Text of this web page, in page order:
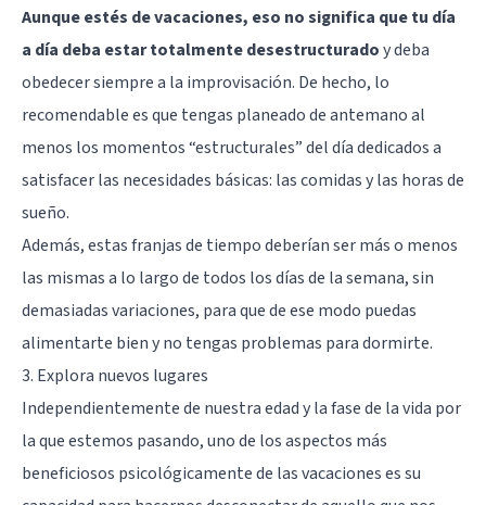
Aunque estés de vacaciones, eso no significa que tu día
a día deba estar totalmente desestructuradoy deba
obedecer siempre a la improvisación. De hecho, lo
recomendable es que tengas planeado de antemano al
menos los momentos “estructurales” del día dedicados a
satisfacer las necesidades básicas: las comidas y las horas de
sueño.
Además, estas franjas de tiempo deberían ser más o menos
las mismas a lo largo de todos los días de la semana, sin
demasiadas variaciones, para que de ese modo puedas
alimentarte bien y no tengas problemas para dormirte.
3. Explora nuevos lugares
Independientemente de nuestra edad y la fase de la vida por
la que estemos pasando, uno de los aspectos más
beneficiosos psicológicamente de las vacaciones es su